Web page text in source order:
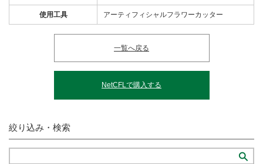
使用工具 アーティフィシャルフラワーカッター
一覧へ戻る
NetCFLで購入する
絞り込み・検索